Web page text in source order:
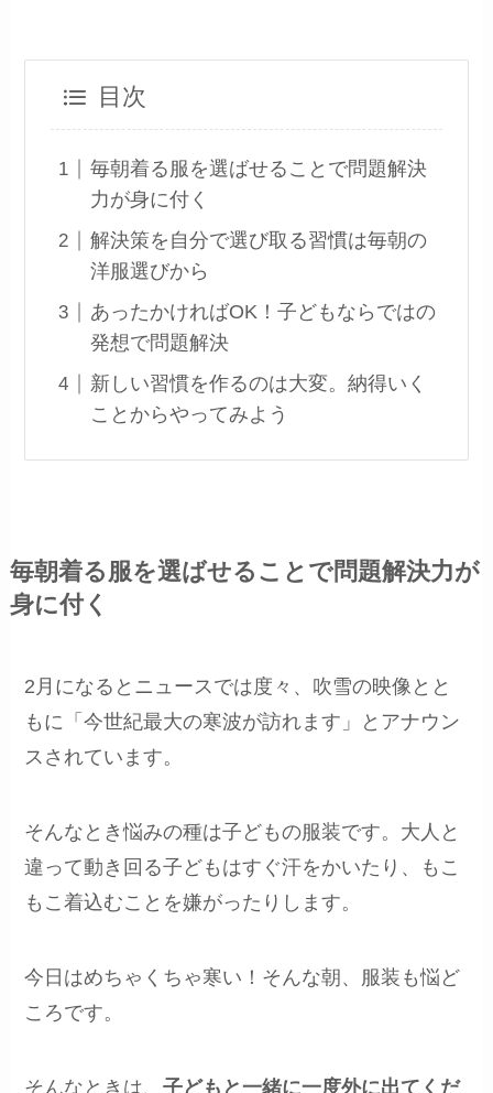
目次
毎朝着る服を選ばせることで問題解決
力が身に付く
解決策を自分で選び取る習慣は毎朝の
洋服選びから
あったかければOK！子どもならではの
発想で問題解決
新しい習慣を作るのは大変。納得いく
ことからやってみよう
毎朝着る服を選ばせることで問題解決力が
身に付く
2月になるとニュースでは度々、吹雪の映像とと
もに「今世紀最大の寒波が訪れます」とアナウン
スされています。
そんなとき悩みの種は子どもの服装です。大人と
違って動き回る子どもはすぐ汗をかいたり、もこ
もこ着込むことを嫌がったりします。
今日はめちゃくちゃ寒い！そんな朝、服装も悩ど
ころです。
そんなときは、子どもと一緒に一度外に出てくだ